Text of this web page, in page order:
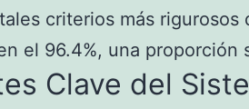
criterios más
el 96.4%, una proporción
Clave del